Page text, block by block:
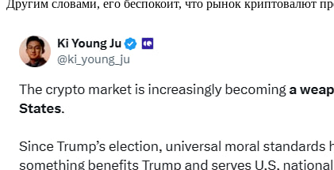
Другим словами, его беспокоит, что рынок криптовалют